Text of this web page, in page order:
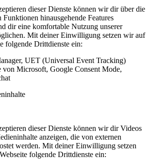
dieser Dienste können wir dir über die
Funktionen hinausgehende Features
dir eine komfortable Nutzung unserer
Mit deiner Einwilligung setzen wir auf
folgende Drittdienste ein:
UET (Universal Event Tracking)
von Microsoft, Google Consent Mode,
dieser Dienste können wir dir Videos
anzeigen, die von externen
werden. Mit deiner Einwilligung setzen
folgende Drittdienste ein: